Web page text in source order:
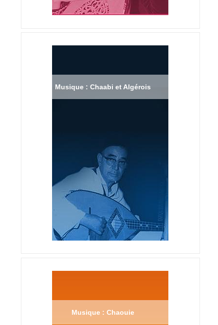
Musique : Chaabi et Algérois
Musique : Chaouie